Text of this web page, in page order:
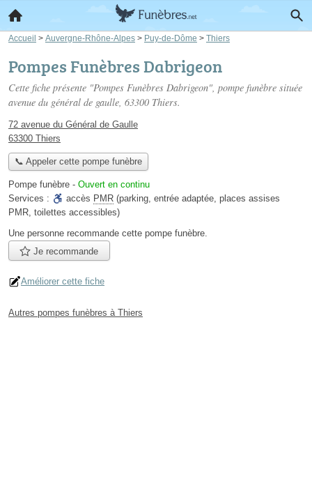
Accueil > Auvergne-Rhône-Alpes > Puy-de-Dôme > Thiers
Pompes Funèbres Dabrigeon
Cette fiche présente "Pompes Funèbres Dabrigeon", pompe funèbre située
avenue du général de gaulle, 63300 Thiers.
72 avenue du Général de Gaulle
63300 Thiers
📞 Appeler cette pompe funèbre
Pompe funèbre - Ouvert en continu
Services :
accès PMR (parking, entrée adaptée, places assises
PMR, toilettes accessibles)
Une personne recommande cette pompe funèbre.
Je recommande
Améliorer cette fiche
Autres pompes funèbres à Thiers